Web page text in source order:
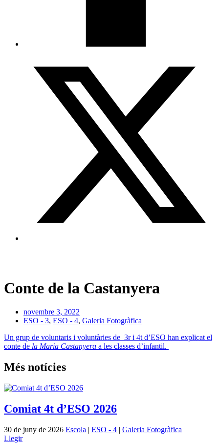
Conte de la Castanyera
novembre 3, 2022
ESO - 3, ESO - 4, Galeria Fotogràfica
Un grup de voluntaris i voluntàries de 3r i 4t d’ESO han explicat el
conte de la Maria Castanyera a les classes d’infantil.
Més notícies
Comiat 4t d’ESO 2026
30 de juny de 2026 Escola | ESO - 4 | Galeria Fotogràfica
Llegir